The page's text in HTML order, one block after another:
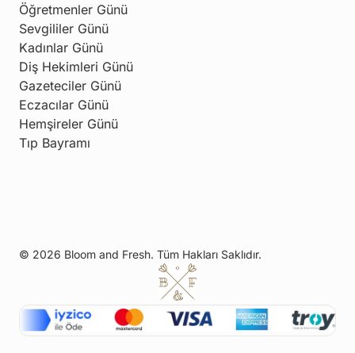
Öğretmenler Günü
Sevgililer Günü
Kadınlar Günü
Diş Hekimleri Günü
Gazeteciler Günü
Eczacılar Günü
Hemşireler Günü
Tıp Bayramı
© 2026 Bloom and Fresh. Tüm Hakları Saklıdır.